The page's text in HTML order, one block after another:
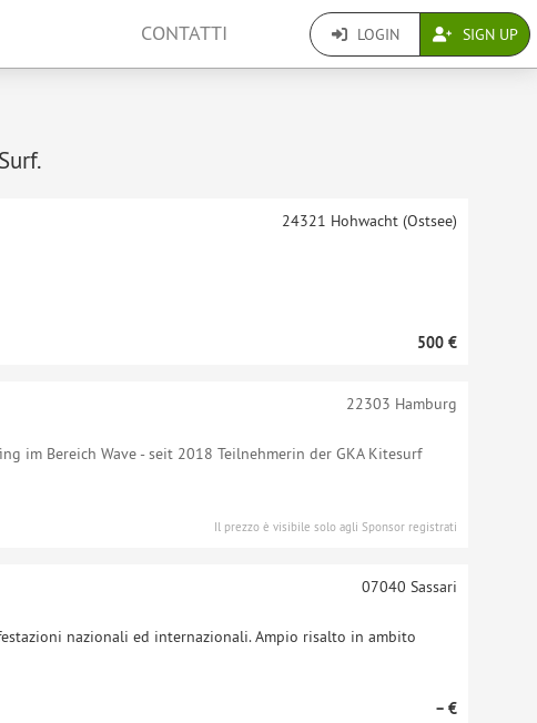
CONTATTI LOGIN SIGN UP
24321 Hohwacht (Ostsee)
500 €
im Bereich Wave - seit 2018 Teilnehmerin der GKA Kitesurf
22303 Hamburg
Il prezzo è visibile solo agli Sponsor registrati
nazionali ed internazionali. Ampio risalto in ambito
07040 Sassari
– €